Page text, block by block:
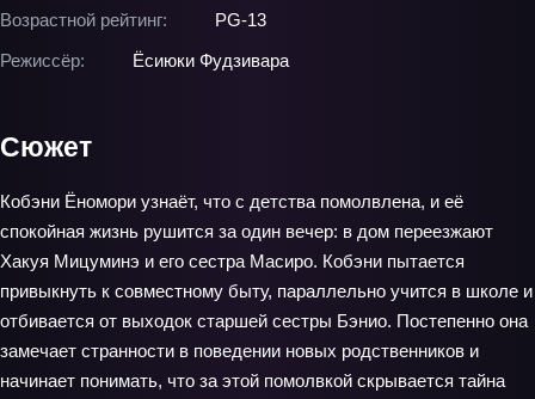
Возрастной рейтинг:
PG-13
Режиссёр:
Ёсиюки Фудзивара
Сюжет
Кобэни Ёномори узнаёт, что с детства помолвлена, и её
спокойная жизнь рушится за один вечер: в дом переезжают
Хакуя Мицуминэ и его сестра Масиро. Кобэни пытается
привыкнуть к совместному быту, параллельно учится в школе и
отбивается от выходок старшей сестры Бэнио. Постепенно она
замечает странности в поведении новых родственников и
начинает понимать, что за этой помолвкой скрывается тайна